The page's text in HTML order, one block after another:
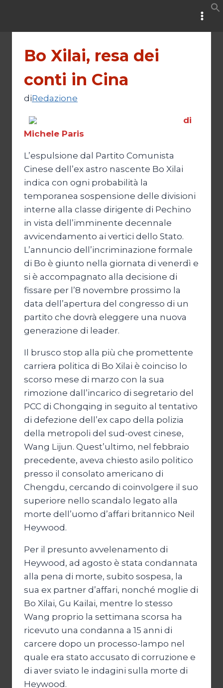
contenuto
Bo Xilai, resa dei
conti in Cina
diRedazione
di
Michele Paris
L’espulsione dal Partito Comunista
Cinese dell’ex astro nascente Bo Xilai
indica con ogni probabilità la
temporanea sospensione delle divisioni
interne alla classe dirigente di Pechino
in vista dell’imminente decennale
avvicendamento ai vertici dello Stato.
L’annuncio dell’incriminazione formale
di Bo è giunto nella giornata di venerdì e
si è accompagnato alla decisione di
fissare per l’8 novembre prossimo la
data dell’apertura del congresso di un
partito che dovrà eleggere una nuova
generazione di leader.
Il brusco stop alla più che promettente
carriera politica di Bo Xilai è coinciso lo
scorso mese di marzo con la sua
rimozione dall’incarico di segretario del
PCC di Chongqing in seguito al tentativo
di defezione dell’ex capo della polizia
della metropoli del sud-ovest cinese,
Wang Lijun. Quest’ultimo, nel febbraio
precedente, aveva chiesto asilo politico
presso il consolato americano di
Chengdu, cercando di coinvolgere il suo
superiore nello scandalo legato alla
morte dell’uomo d’affari britannico Neil
Heywood.
Per il presunto avvelenamento di
Heywood, ad agosto è stata condannata
alla pena di morte, subito sospesa, la
sua ex partner d’affari, nonché moglie di
Bo Xilai, Gu Kailai, mentre lo stesso
Wang proprio la settimana scorsa ha
ricevuto una condanna a 15 anni di
carcere dopo un processo-lampo nel
quale era stato accusato di corruzione e
di aver sviato le indagini sulla morte di
Heywood.